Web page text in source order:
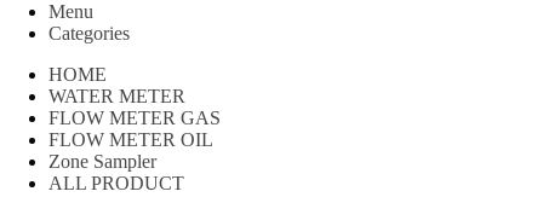
Menu
Categories
HOME
WATER METER
FLOW METER GAS
FLOW METER OIL
Zone Sampler
ALL PRODUCT